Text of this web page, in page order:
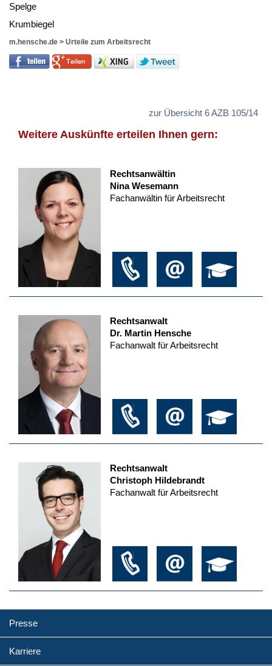
Spel­ge
Krum­bie­gel
m.hensche.de > Urteile zum Arbeitsrecht
zur Übersicht 6 AZB 105/14
Weitere Auskünfte erteilen Ihnen gern:
Rechtsanwältin
Nina Wesemann
Fachanwältin für Arbeitsrecht
Rechtsanwalt
Dr. Martin Hensche
Fachanwalt für Arbeitsrecht
Rechtsanwalt
Christoph Hildebrandt
Fachanwalt für Arbeitsrecht
Presse
Karriere